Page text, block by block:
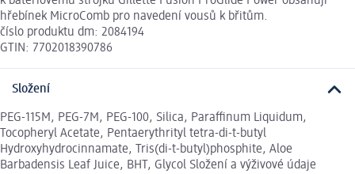
hřebínek MicroComb pro navedení vousů k břitům.
číslo produktu dm: 2084194
GTIN: 7702018390786
Složení
PEG-115M, PEG-7M, PEG-100, Silica, Paraffinum Liquidum,
Tocopheryl Acetate, Pentaerythrityl tetra-di-t-butyl
Hydroxyhydrocinnamate, Tris(di-t-butyl)phosphite, Aloe
Barbadensis Leaf Juice, BHT, Glycol Složení a výživové údaje